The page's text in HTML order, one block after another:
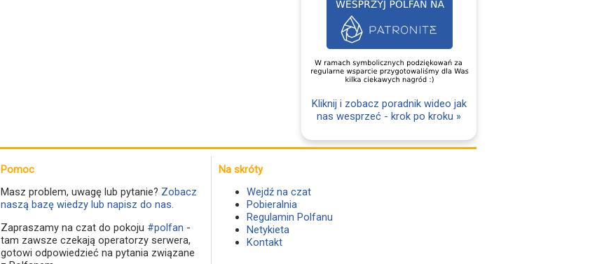
Kliknij i zobacz poradnik wideo jak
nas wesprzeć - krok po kroku »
Pomoc
Masz problem, uwagę lub pytanie? Zobacz
naszą bazę wiedzy lub napisz do nas.
Zapraszamy na czat do pokoju #polfan -
tam zawsze czekają operatorzy serwera,
gotowi odpowiedzieć na pytania związane
Na skróty
Wejdź na czat
Pobieralnia
Regulamin Polfanu
Netykieta
Kontakt